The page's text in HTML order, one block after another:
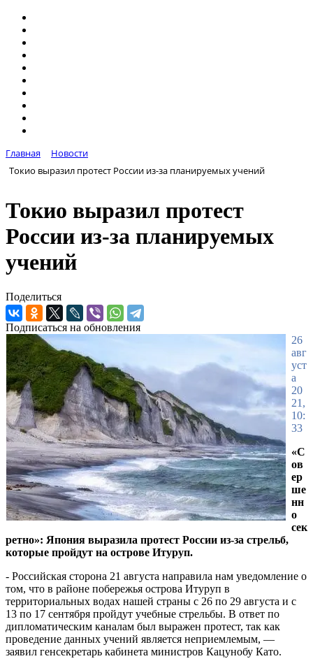
Главная
Новости
Токио выразил протест России из-за планируемых учений
Токио выразил протест
России из-за планируемых
учений
Поделиться
Подписаться на обновления
26
авг
уст
а
20
21,
10:
33
«С
ов
ер
ше
нн
о
сек
ретно»: Япония выразила протест России из-за стрельб,
которые пройдут на острове Итуруп.
- Российская сторона 21 августа направила нам уведомление о
том, что в районе побережья острова Итуруп в
территориальных водах нашей страны с 26 по 29 августа и с
13 по 17 сентября пройдут учебные стрельбы. В ответ по
дипломатическим каналам был выражен протест, так как
проведение данных учений является неприемлемым, —
заявил генсекретарь кабинета министров Кацунобу Като.